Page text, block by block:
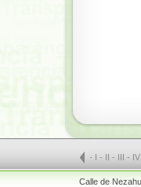
- I- II- III-
Calle de